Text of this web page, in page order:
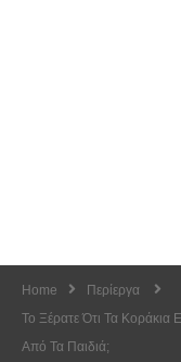
Home
Περίεργα
Το Ξέρατε Ότι Τα Κοράκια
Από Τα Παιδιά;